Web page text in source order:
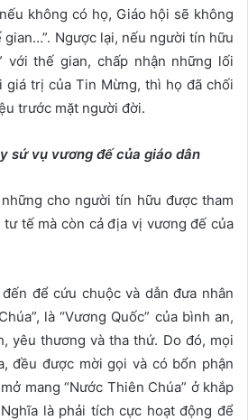
không có họ, Giáo hội sẽ không
Ngược lại, nếu người tín hữu
với thế gian, chấp nhận những lối
giá trị của Tin Mừng, thì họ đã chối
trước mặt người đời.
sứ vụ vương đế của giáo dân
cho người tín hữu được tham
tế mà còn cả địa vị vương đế của
để cứu chuộc và dẫn đưa nhân
là “Vương Quốc” của bình an,
yêu thương và tha thứ. Do đó, mọi
đều được mời gọi và có bổn phận
mang “Nước Thiên Chúa” ở khắp
là phải tích cực hoạt động để